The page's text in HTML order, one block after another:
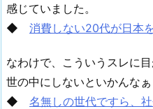
感じていました。
◆ 消費しない20代が日本
なわけで、こういうスレに
世の中にしないといかんなぁ
◆ 名無しの世代ですら、